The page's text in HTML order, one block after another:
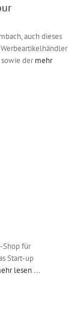
auch dieses
sowie dermehr
Shop für
Start-up
lesen ...